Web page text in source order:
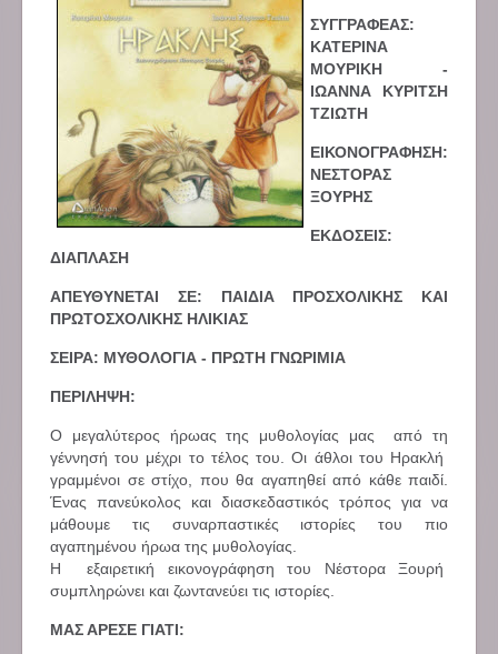
ΣΥΓΓΡΑΦΕΑΣ:
ΚΑΤΕΡΙΝΑ
ΜΟΥΡΙΚΗ -
ΙΩΑΝΝΑ ΚΥΡΙΤΣΗ
ΤΖΙΩΤΗ
ΕΙΚΟΝΟΓΡΑΦΗΣΗ:
ΝΕΣΤΟΡΑΣ
ΞΟΥΡΗΣ
ΕΚΔΟΣΕΙΣ:
ΔΙΑΠΛΑΣΗ
ΑΠΕΥΘΥΝΕΤΑΙ ΣΕ: ΠΑΙΔΙΑ ΠΡΟΣΧΟΛΙΚΗΣ ΚΑΙ
ΠΡΩΤΟΣΧΟΛΙΚΗΣ ΗΛΙΚΙΑΣ
ΣΕΙΡΑ: ΜΥΘΟΛΟΓΙΑ - ΠΡΩΤΗ ΓΝΩΡΙΜΙΑ
ΠΕΡΙΛΗΨΗ:
Ο μεγαλύτερος ήρωας της μυθολογίας μας από τη
γέννησή του μέχρι το τέλος του. Οι άθλοι του Ηρακλή
γραμμένοι σε στίχο, που θα αγαπηθεί από κάθε παιδί.
Ένας πανεύκολος και διασκεδαστικός τρόπος για να
μάθουμε τις συναρπαστικές ιστορίες του πιο
αγαπημένου ήρωα της μυθολογίας.
Η εξαιρετική εικονογράφηση του Νέστορα Ξουρή
συμπληρώνει και ζωντανεύει τις ιστορίες.
ΜΑΣ ΑΡΕΣΕ ΓΙΑΤΙ: